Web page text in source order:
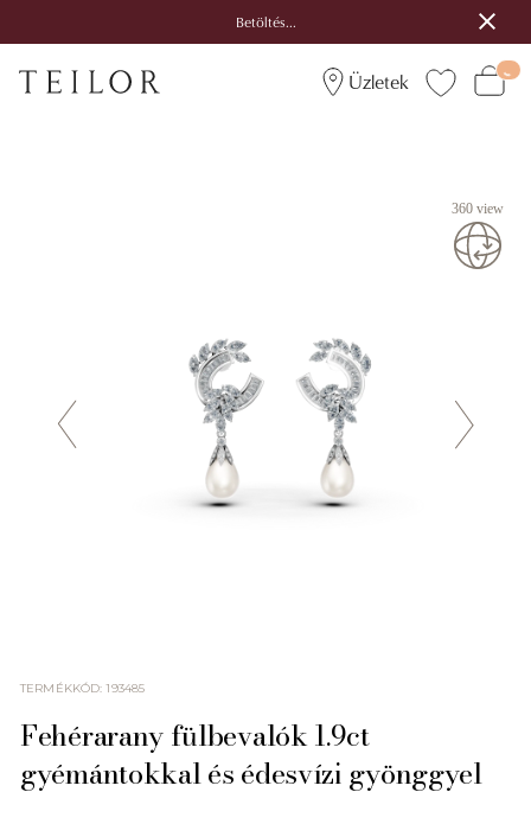
Betöltés...
Üzletek
360 view
TERMÉKKÓD:193485
Fehérarany fülbevalók 1.9ct
gyémántokkal és édesvízi gyönggyel